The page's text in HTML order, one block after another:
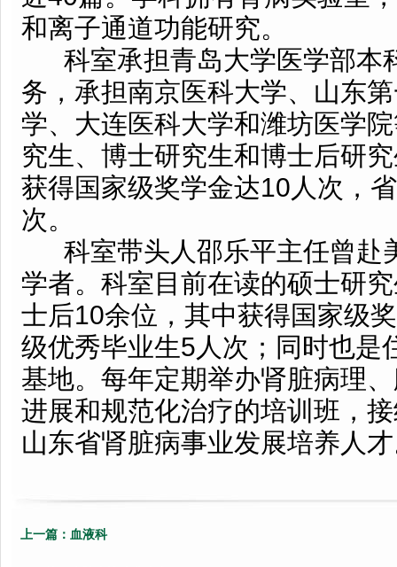
和离子通道功能研究。
科室承担青岛大学医学部本
务，承担南京医科大学、山东
学、大连医科大学和潍坊医学
究生、博士研究生和博士后研
获得国家级奖学金达10人次，
次。
科室带头人邵乐平主任曾赴
学者。科室目前在读的硕士研
士后10余位，其中获得国家级
级优秀毕业生5人次；同时也是
基地。每年定期举办肾脏病理
进展和规范化治疗的培训班，
山东省肾脏病事业发展培养人
上一篇： 血液科